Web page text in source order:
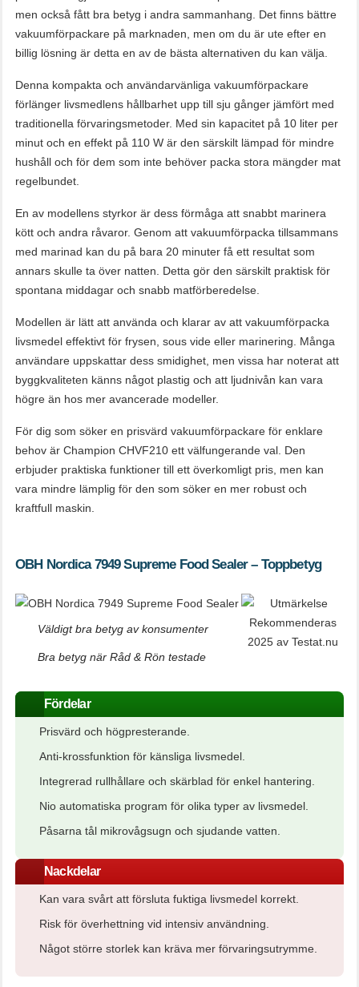
men också fått bra betyg i andra sammanhang. Det finns bättre
vakuumförpackare på marknaden, men om du är ute efter en
billig lösning är detta en av de bästa alternativen du kan välja.
Denna kompakta och användarvänliga vakuumförpackare
förlänger livsmedlens hållbarhet upp till sju gånger jämfört med
traditionella förvaringsmetoder. Med sin kapacitet på 10 liter per
minut och en effekt på 110 W är den särskilt lämpad för mindre
hushåll och för dem som inte behöver packa stora mängder mat
regelbundet.
En av modellens styrkor är dess förmåga att snabbt marinera
kött och andra råvaror. Genom att vakuumförpacka tillsammans
med marinad kan du på bara 20 minuter få ett resultat som
annars skulle ta över natten. Detta gör den särskilt praktisk för
spontana middagar och snabb matförberedelse.
Modellen är lätt att använda och klarar av att vakuumförpacka
livsmedel effektivt för frysen, sous vide eller marinering. Många
användare uppskattar dess smidighet, men vissa har noterat att
byggkvaliteten känns något plastig och att ljudnivån kan vara
högre än hos mer avancerade modeller.
För dig som söker en prisvärd vakuumförpackare för enklare
behov är Champion CHVF210 ett välfungerande val. Den
erbjuder praktiska funktioner till ett överkomligt pris, men kan
vara mindre lämplig för den som söker en mer robust och
kraftfull maskin.
OBH Nordica 7949 Supreme Food Sealer – Toppbetyg
Väldigt bra betyg av konsumenter
Bra betyg när Råd & Rön testade
Fördelar
Prisvärd och högpresterande.
Anti-krossfunktion för känsliga livsmedel.
Integrerad rullhållare och skärblad för enkel hantering.
Nio automatiska program för olika typer av livsmedel.
Påsarna tål mikrovågsugn och sjudande vatten.
Nackdelar
Kan vara svårt att försluta fuktiga livsmedel korrekt.
Risk för överhettning vid intensiv användning.
Något större storlek kan kräva mer förvaringsutrymme.